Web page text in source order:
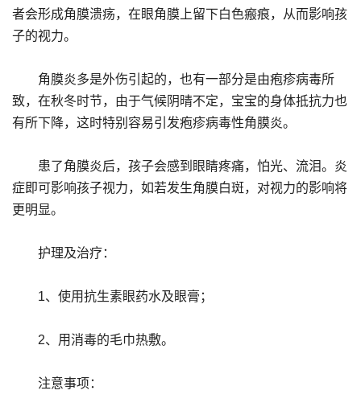
者会形成角膜溃疡，在眼角膜上留下白色瘢痕，从而影响孩
子的视力。
角膜炎多是外伤引起的，也有一部分是由疱疹病毒所
致，在秋冬时节，由于气候阴晴不定，宝宝的身体抵抗力也
有所下降，这时特别容易引发疱疹病毒性角膜炎。
患了角膜炎后，孩子会感到眼睛疼痛，怕光、流泪。炎
症即可影响孩子视力，如若发生角膜白斑，对视力的影响将
更明显。
护理及治疗：
1、使用抗生素眼药水及眼膏；
2、用消毒的毛巾热敷。
注意事项：